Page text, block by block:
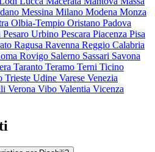
Messina Milano Modena Monza
Olbia-Tempio Oristano Padova
Pesaro Urbino Pescara Piacenza Pisa
Ragusa Ravenna Reggio Calabria
Rovigo Salerno Sassari Savona
Taranto Teramo Terni Ticino
Trieste Udine Varese Venezia
Verona Vibo Valentia Vicenza